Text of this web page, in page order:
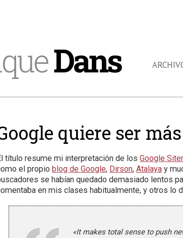
Dans
quiere ser
título resume mi interpretación de losGoogle
el propioblog de Google, Dirson,Atalaya y
se habían quedado demasiado lentos
en mis clases habitualmente, y otros lo
«It makes total sense to push